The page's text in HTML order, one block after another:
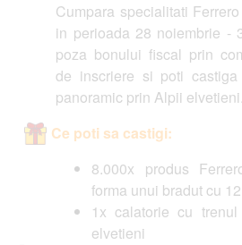
Cumpara specialitati Ferrero
in perioada 28 noiembrie - 31
poza bonului fiscal prin
de inscriere si poti castiga
panoramic prin Alpii elvetieni.
Ce poti sa castigi:
8.000x produs Ferrero
forma unui bradut cu 12
1x calatorie cu trenul
elvetieni